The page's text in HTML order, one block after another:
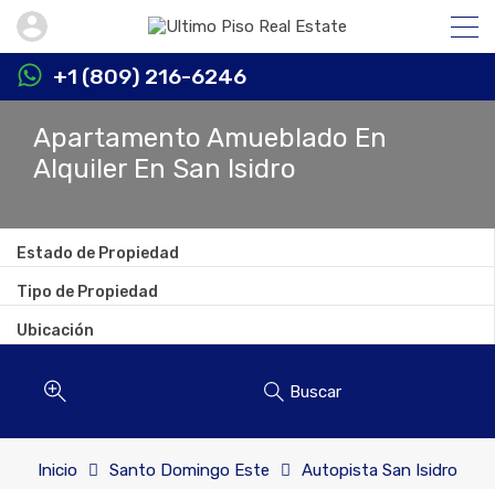
+1 (809) 216-6246
Apartamento Amueblado En
Alquiler En San Isidro
Estado de Propiedad
Tipo de Propiedad
Ubicación
Buscar
Inicio Santo Domingo Este Autopista San Isidro